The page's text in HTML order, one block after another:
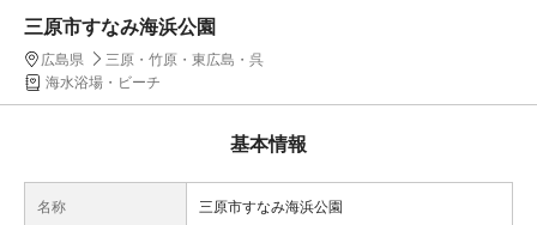
三原市すなみ海浜公園
広島県
三原・竹原・東広島・呉
海水浴場・ビーチ
基本情報
名称 三原市すなみ海浜公園